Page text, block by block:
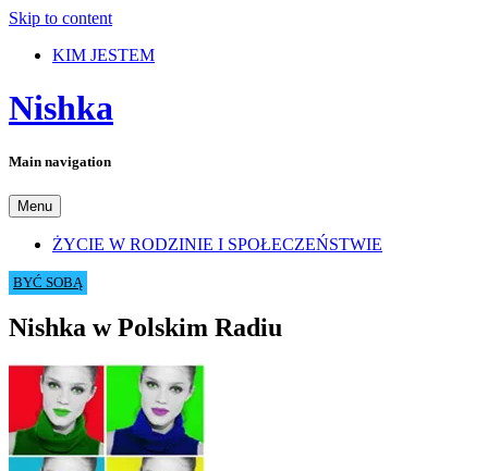
Skip to content
KIM JESTEM
Nishka
Main navigation
Menu
ŻYCIE W RODZINIE I SPOŁECZEŃSTWIE
BYĆ SOBĄ
Nishka w Polskim Radiu